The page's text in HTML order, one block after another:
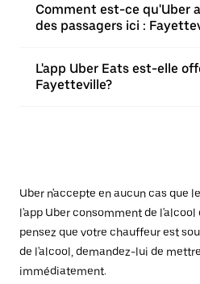
Comment est-ce qu'Uber
des passagers ici :
L'app Uber Eats est-elle
Fayetteville?
Uber n'accepte en aucun cas que
l'app Uber consomment de l'alcool
pensez que votre chauffeur est
de l'alcool, demandez-lui de
immédiatement.